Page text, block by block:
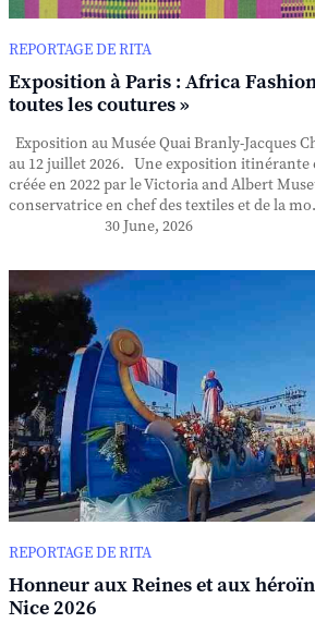
REPORTAGE DE RITA
Exposition à Paris : Africa
toutes les coutures »
Exposition au Musée Quai Branly-Jacques
au 12 juillet 2026. Une exposition itinérante
créée en 2022 par le Victoria and Albert
conservatrice en chef des textiles et de la
30 June, 2026
REPORTAGE DE RITA
Honneur aux Reines et aux
Nice 2026